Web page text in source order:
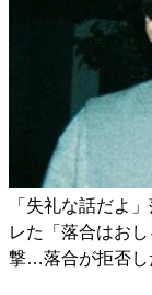
「失礼な話だよ
レた「落合はお
撃…落合が拒否し